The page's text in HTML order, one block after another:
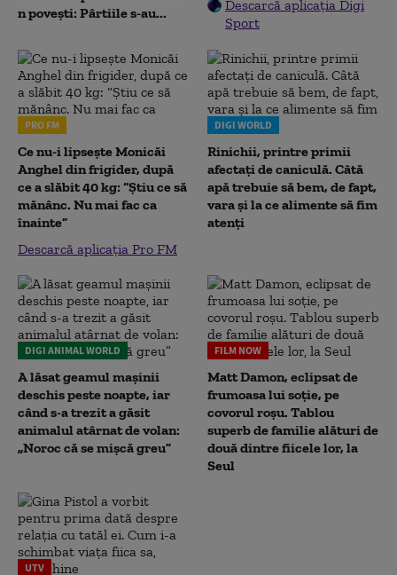
n povești: Pârtiile s-au...
Descarcă aplicația Digi
Sport
PRO FM
Ce nu-i lipsește Monicăi
Anghel din frigider, după
ce a slăbit 40 kg: “Știu ce să
mănânc. Nu mai fac ca
înainte”
Descarcă aplicația Pro FM
DIGI WORLD
Rinichii, printre primii
afectați de caniculă. Câtă
apă trebuie să bem, de fapt,
vara și la ce alimente să fim
atenți
DIGI ANIMAL WORLD
A lăsat geamul mașinii
deschis peste noapte, iar
când s-a trezit a găsit
animalul atârnat de volan:
„Noroc că se mișcă greu”
FILM NOW
Matt Damon, eclipsat de
frumoasa lui soție, pe
covorul roșu. Tablou
superb de familie alături de
două dintre fiicele lor, la
Seul
UTV